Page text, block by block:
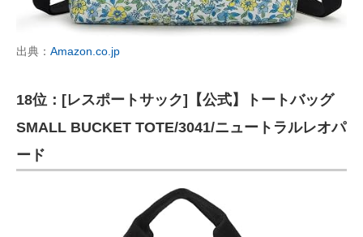
出典： Amazon.co.jp
18位：[レスポートサック]【公式】トートバッグ
SMALL BUCKET TOTE/3041/ニュートラルレオパ
ード